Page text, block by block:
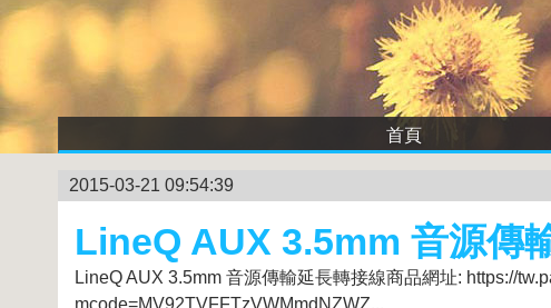
首頁
2015-03-21 09:54:39
LineQ AUX 3.5mm 音源傳
LineQ AUX 3.5mm 音源傳輸延長轉接線商品網址: https://
mcode=MV92TVFFTzVWMmdNZWZ...